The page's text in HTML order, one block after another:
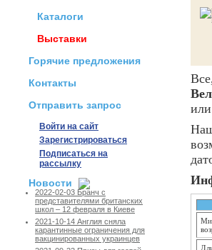
Каталоги
Выставки
Горячие предложения
Контакты
Отправить запрос
Войти на сайт
Зарегистрироваться
Подписаться на
рассылку
Новости
2022-02-03 Бранч с
представителями британских
школ – 12 февраля в Киеве
2021-10-14 Англия сняла
карантинные ограничения для
вакцинированных украинцев